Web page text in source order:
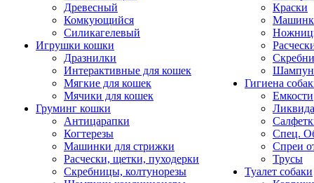
Древесный
Комкующийся
Силикагелевый
Игрушки кошки
Дразнилки
Интерактивные для кошек
Мягкие для кошек
Мячики для кошек
Груминг кошки
Антицарапки
Когтерезы
Машинки для стрижки
Расчески, щетки, пуходерки
Скребницы, колтунорезы
Краски
Гигиена
Емкости
Спец.
Спреи
Трусы
Туалет собаки